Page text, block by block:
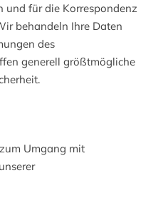
für die Korrespondenz
behandeln Ihre Daten
des
generell größtmögliche
Umgang mit